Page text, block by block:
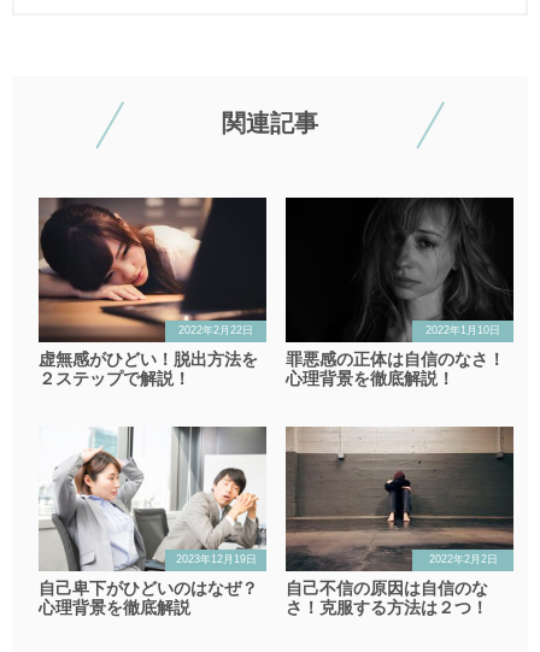
関連記事
2022年2月22日
虚無感がひどい！脱出方法を
２ステップで解説！
2022年1月10日
罪悪感の正体は自信のなさ！
心理背景を徹底解説！
2023年12月19日
自己卑下がひどいのはなぜ？
心理背景を徹底解説
2022年2月2日
自己不信の原因は自信のな
さ！克服する方法は２つ！